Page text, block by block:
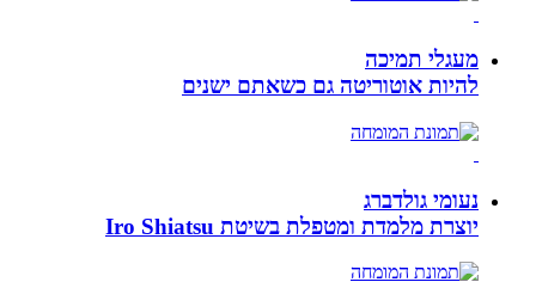
מעגלי תמיכה
להיות אוטוריטה גם כשאתם ישנים
נעומי גולדברג
יוצרת מלמדת ומטפלת בשיטת Iro Shiatsu